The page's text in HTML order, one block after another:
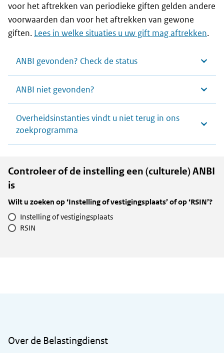
voor het aftrekken van periodieke giften gelden andere
voorwaarden dan voor het aftrekken van gewone
giften. Lees in welke situaties u uw gift mag aftrekken.
ANBI gevonden? Check de status
ANBI niet gevonden?
Overheidsinstanties vindt u niet terug in ons
zoekprogramma
Controleer of de instelling een (culturele) ANBI
is
Wilt u zoeken op ‘Instelling of vestigingsplaats’ of op ‘RSIN’?
Instelling of vestigingsplaats
RSIN
Over de Belastingdienst